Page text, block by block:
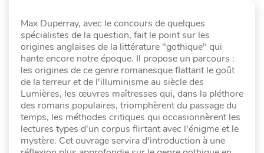
Max Duperray, avec le concours de quelques
spécialistes de la question, fait le point sur les
origines anglaises de la littérature "gothique" qui
hante encore notre époque. Il propose un parcours :
les origines de ce genre romanesque flattant le goût
de la terreur et de l'illuminisme au siècle des
Lumières, les œuvres maîtresses qui, dans la pléthore
des romans populaires, triomphèrent du passage du
temps, les méthodes critiques qui occasionnèrent les
lectures types d'un corpus flirtant avec l'énigme et le
mystère. Cet ouvrage servira d'introduction à une